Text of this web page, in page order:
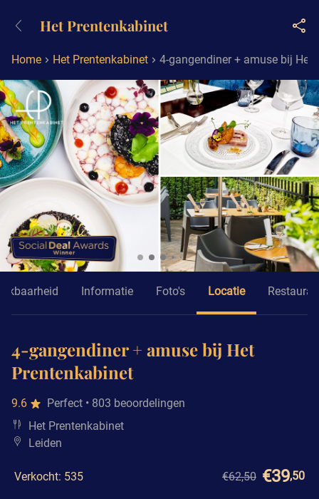
Bereikbaar tot 23:00 uur
Home Het Prentenkabinet 4-gangendiner + amuse bij Het
Het Prentenkabinet
Informatie Foto's Locatie
4-gangendiner + amuse bij Het
Prentenkabinet
9.6 Perfect • 803 beoordelingen
Het Prentenkabinet
Leiden
Verkocht: 535 €62,50 €39,50